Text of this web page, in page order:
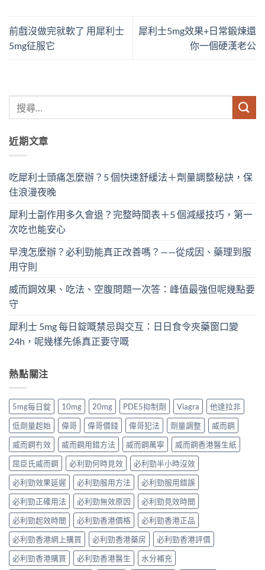
前戲沒做完就軟了 用犀利士
5mg征服它
犀利士5mg效果+日常鍛煉還
你一個硬漢老公
近期文章
吃犀利士頭痛怎麼辦？5 個快速舒緩法＋劑量調整秘訣，保
住浪漫夜晚
犀利士副作用多久會退？完整時間表＋5 個減緩技巧，第一
次吃也能安心
早洩怎麼辦？必利勁能真正改善嗎？——從成因、藥理到服
用守則
威而鋼效果、吃法、空腹問題一次答：峰值最強但呢幾點要
守
犀利士 5mg 每日錠嘅禁忌與交互：日日食令夾藥窗口變
24h，呢幾樣先係真正要守嘅
熱點關注
5mg每日錠 10mg 20mg PDE5抑制劑 Viagra
他達拉非
低劑量起始
偉哥 偉哥價錢 偉哥犯法 劑量調整
威而鋼
威而鋼冇效
威而鋼用錯方法 威而鋼萬寧
威而鋼香港醫生紙
屈臣氏威而鋼
必利勁何時見效
必利勁半小時沒效
必利勁效果延遲
必利勁服用方法
必利勁服用錯誤
必利勁正確用法
必利勁無效原因
必利勁見效時間
必利勁起效時間
必利勁香港價格
必利勁香港正品
必利勁香港網上購買
必利勁香港藥房
必利勁香港評價
必利勁香港購買
必利勁香港醫生 水分補充